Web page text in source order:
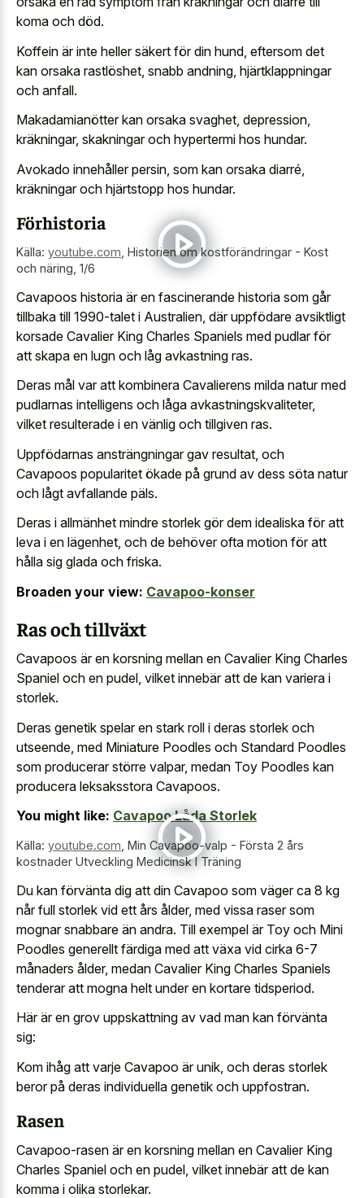
koma och död.
Koffein är inte heller säkert för din hund, eftersom det
kan orsaka rastlöshet, snabb andning, hjärtklappningar
och anfall.
Makadamianötter kan orsaka svaghet, depression,
kräkningar, skakningar och hypertermi hos hundar.
Avokado innehåller persin, som kan orsaka diarré,
kräkningar och hjärtstopp hos hundar.
Förhistoria
Källa: youtube.com, Historien om kostförändringar - Kost
och näring, 1/6
Cavapoos historia är en fascinerande historia som går
tillbaka till 1990-talet i Australien, där uppfödare avsiktligt
korsade Cavalier King Charles Spaniels med pudlar för
att skapa en lugn och låg avkastning ras.
Deras mål var att kombinera Cavalierens milda natur med
pudlarnas intelligens och låga avkastningskvaliteter,
vilket resulterade i en vänlig och tillgiven ras.
Uppfödarnas ansträngningar gav resultat, och
Cavapoos popularitet ökade på grund av dess söta natur
och lågt avfallande päls.
Deras i allmänhet mindre storlek gör dem idealiska för att
leva i en lägenhet, och de behöver ofta motion för att
hålla sig glada och friska.
Broaden your view: Cavapoo-konser
Ras och tillväxt
Cavapoos är en korsning mellan en Cavalier King Charles
Spaniel och en pudel, vilket innebär att de kan variera i
storlek.
Deras genetik spelar en stark roll i deras storlek och
utseende, med Miniature Poodles och Standard Poodles
som producerar större valpar, medan Toy Poodles kan
producera leksaksstora Cavapoos.
You might like: Cavapoo Låda Storlek
Källa: youtube.com, Min Cavapoo-valp - Första 2 års
kostnader Utveckling Medicinsk I Träning
Du kan förvänta dig att din Cavapoo som väger ca 8 kg
når full storlek vid ett års ålder, med vissa raser som
mognar snabbare än andra. Till exempel är Toy och Mini
Poodles generellt färdiga med att växa vid cirka 6-7
månaders ålder, medan Cavalier King Charles Spaniels
tenderar att mogna helt under en kortare tidsperiod.
Här är en grov uppskattning av vad man kan förvänta
sig:
Kom ihåg att varje Cavapoo är unik, och deras storlek
beror på deras individuella genetik och uppfostran.
Rasen
Cavapoo-rasen är en korsning mellan en Cavalier King
Charles Spaniel och en pudel, vilket innebär att de kan
komma i olika storlekar.